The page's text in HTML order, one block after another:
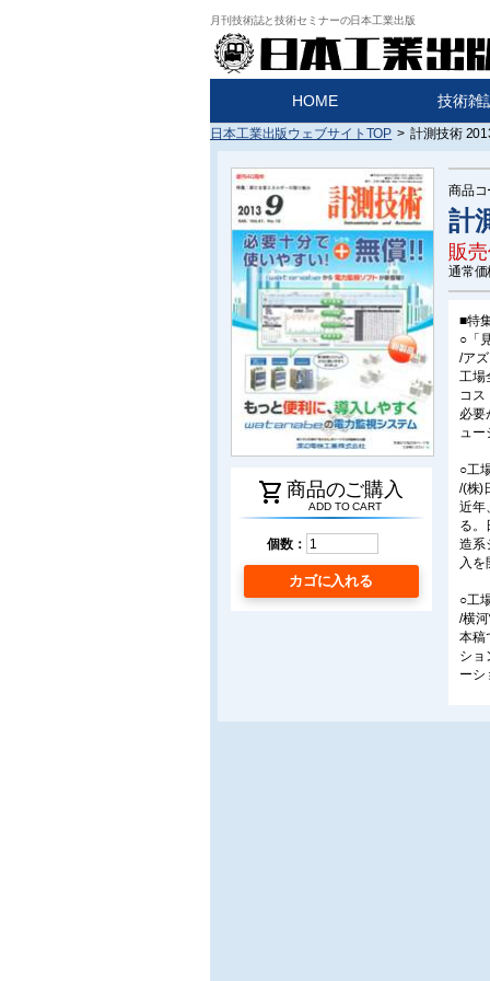
月刊技術誌と技術セミナーの日本工業出版
HOME 技術雑
日本工業出版ウェブサイトTOP > 計測技術
shopping_cart 商品のご購入
ADD TO CART
個数：
カゴに入れる
商品コ
計
販
通常価
■特
○「
/ア
工場
コス
必要
ュー
○工
/(株)
近年
る。
造系
入を
○工
/横
本稿
ショ
ーシ